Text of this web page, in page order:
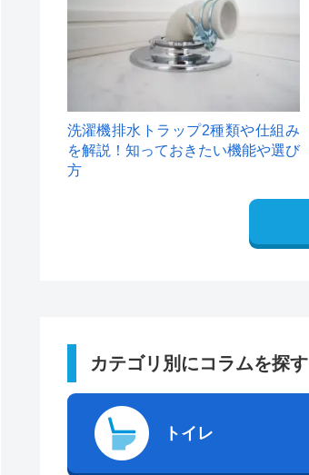
洗濯機排水トラップ2種類や仕組み
を解説！知っておきたい機能や選び
方
カテゴリ別にコラムを探す
トイレ